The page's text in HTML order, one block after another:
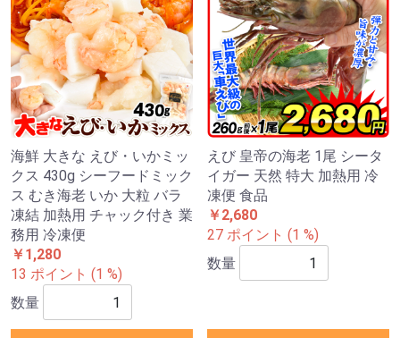
海鮮 大きな えび・いかミッ
クス 430g シーフードミック
ス むき海老 いか 大粒 バラ
凍結 加熱用 チャック付き 業
務用 冷凍便
￥1,280
13 ポイント (1 %)
数量
えび 皇帝の海老 1尾 シータ
イガー 天然 特大 加熱用 冷
凍便 食品
￥2,680
27 ポイント (1 %)
数量